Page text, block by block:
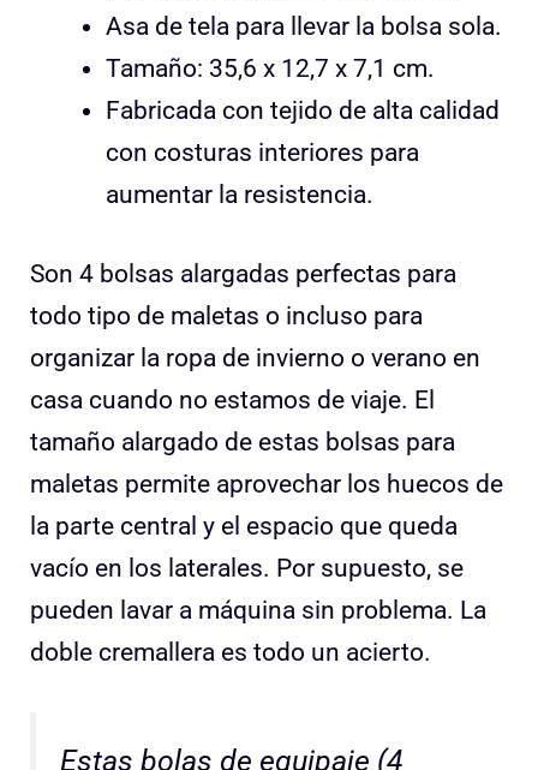
Asa de tela para llevar la bolsa sola.
Tamaño: 35,6 x 12,7 x 7,1 cm.
Fabricada con tejido de alta calidad
con costuras interiores para
aumentar la resistencia.
Son 4 bolsas alargadas perfectas para
todo tipo de maletas o incluso para
organizar la ropa de invierno o verano en
casa cuando no estamos de viaje. El
tamaño alargado de estas bolsas para
maletas permite aprovechar los huecos de
la parte central y el espacio que queda
vacío en los laterales. Por supuesto, se
pueden lavar a máquina sin problema. La
doble cremallera es todo un acierto.
Estas bolas de equipaje (4